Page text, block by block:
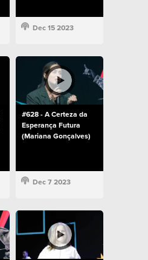
Dec 15 2023
#628 - A Certeza da
Esperança Futura
(Mariana Gonçalves)
Dec 7 2023